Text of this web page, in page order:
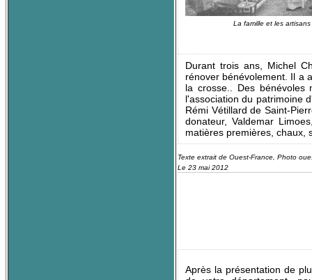
La famille et les
Durant trois ans, Michel
rénover bénévolement. Il a
la crosse.. Des
l'association du patrimoine
Rémi Vétillard de Saint-
donateur, Valdemar
matières premières, chaux,
Texte extrait de Ouest-France, Photo
Le 23 mai 2012
Après la présentation de